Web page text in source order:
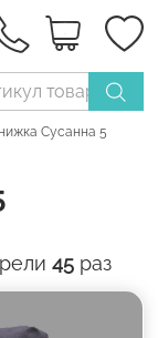
Сусанна 5
45 раз